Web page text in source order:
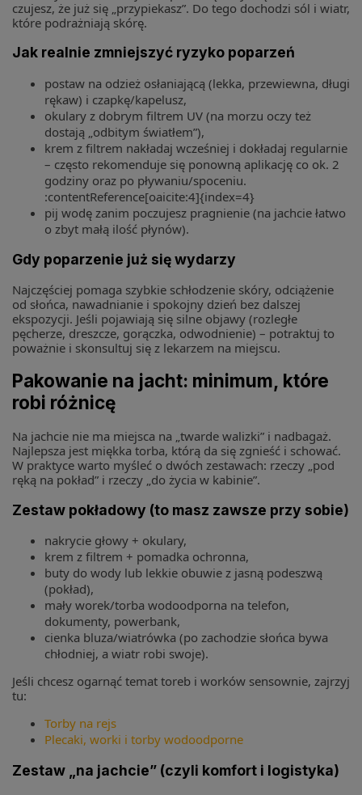
czujesz, że już się „przypiekasz”. Do tego dochodzi sól i wiatr,
które podrażniają skórę.
Jak realnie zmniejszyć ryzyko poparzeń
postaw na odzież osłaniającą (lekka, przewiewna, długi
rękaw) i czapkę/kapelusz,
okulary z dobrym filtrem UV (na morzu oczy też
dostają „odbitym światłem”),
krem z filtrem nakładaj wcześniej i dokładaj regularnie
– często rekomenduje się ponowną aplikację co ok. 2
godziny oraz po pływaniu/spoceniu.
:contentReference[oaicite:4]{index=4}
pij wodę zanim poczujesz pragnienie (na jachcie łatwo
o zbyt małą ilość płynów).
Gdy poparzenie już się wydarzy
Najczęściej pomaga szybkie schłodzenie skóry, odciążenie
od słońca, nawadnianie i spokojny dzień bez dalszej
ekspozycji. Jeśli pojawiają się silne objawy (rozległe
pęcherze, dreszcze, gorączka, odwodnienie) – potraktuj to
poważnie i skonsultuj się z lekarzem na miejscu.
Pakowanie na jacht: minimum, które
robi różnicę
Na jachcie nie ma miejsca na „twarde walizki” i nadbagaż.
Najlepsza jest miękka torba, którą da się zgnieść i schować.
W praktyce warto myśleć o dwóch zestawach: rzeczy „pod
ręką na pokład” i rzeczy „do życia w kabinie”.
Zestaw pokładowy (to masz zawsze przy sobie)
nakrycie głowy + okulary,
krem z filtrem + pomadka ochronna,
buty do wody lub lekkie obuwie z jasną podeszwą
(pokład),
mały worek/torba wodoodporna na telefon,
dokumenty, powerbank,
cienka bluza/wiatrówka (po zachodzie słońca bywa
chłodniej, a wiatr robi swoje).
Jeśli chcesz ogarnąć temat toreb i worków sensownie, zajrzyj
tu:
Torby na rejs
Plecaki, worki i torby wodoodporne
Zestaw „na jachcie” (czyli komfort i logistyka)